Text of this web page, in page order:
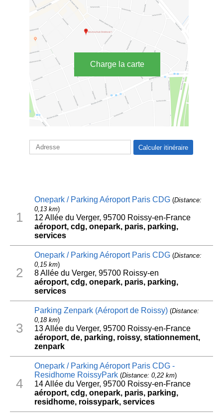
Charge la carte
1
Onepark / Parking Aéroport Paris CDG(Distance:
0,13 km)
12 Allée du Verger, 95700 Roissy-en-France
aéroport, cdg, onepark, paris, parking,
services
2
Onepark / Parking Aéroport Paris CDG(Distance:
0,15 km)
8 Allée du Verger, 95700 Roissy-en
aéroport, cdg, onepark, paris, parking,
services
3
Parking Zenpark (Aéroport de Roissy)(Distance:
0,18 km)
13 Allée du Verger, 95700 Roissy-en-France
aéroport, de, parking, roissy, stationnement,
zenpark
4
Onepark / Parking Aéroport Paris CDG -
Residhome RoissyPark(Distance: 0,22 km)
14 Allée du Verger, 95700 Roissy-en-France
aéroport, cdg, onepark, paris, parking,
residhome, roissypark, services